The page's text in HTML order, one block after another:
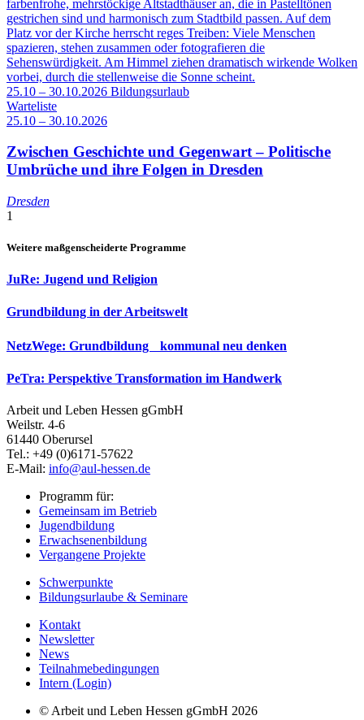
25.10 – 30.10.2026 Bildungsurlaub
Warteliste
25.10 – 30.10.2026
Zwischen Geschichte und Gegenwart – Politische
Umbrüche und ihre Folgen in Dresden
Dresden
1
Weitere maßgenscheiderte Programme
JuRe: Jugend und Religion
Grundbildung in der Arbeitswelt
NetzWege: Grundbildung kommunal neu denken
PeTra: Perspektive Transformation im Handwerk
Arbeit und Leben Hessen gGmbH
Weilstr. 4-6
61440 Oberursel
Tel.: +49 (0)6171-57622
E-Mail: info@aul-hessen.de
Programm für:
Gemeinsam im Betrieb
Jugendbildung
Erwachsenenbildung
Vergangene Projekte
Schwerpunkte
Bildungsurlaube & Seminare
Kontakt
Newsletter
News
Teilnahmebedingungen
Intern (Login)
© Arbeit und Leben Hessen gGmbH 2026